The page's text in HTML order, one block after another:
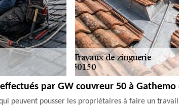
par GW couvreur 50 à Gathemo
peuvent pousser les propriétaires à faire un